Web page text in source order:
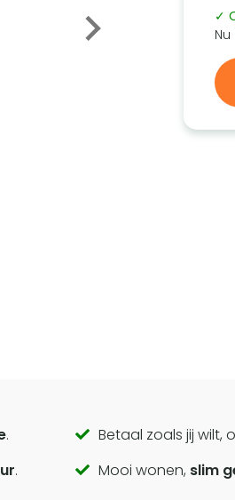
✓
. Betaal zoals jij wilt,
. Mooi wonen, slim